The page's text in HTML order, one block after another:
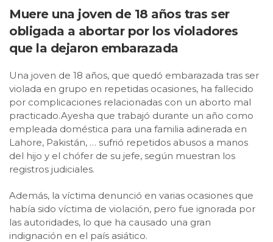
Muere una joven de 18 años tras ser
obligada a abortar por los violadores
que la dejaron embarazada
Una joven de 18 años, que quedó embarazada tras ser
violada en grupo en repetidas ocasiones, ha fallecido
por complicaciones relacionadas con un aborto mal
practicado.Ayesha que trabajó durante un año como
empleada doméstica para una familia adinerada en
Lahore, Pakistán, … sufrió repetidos abusos a manos
del hijo y el chófer de su jefe, según muestran los
registros judiciales.
Además, la víctima denunció en varias ocasiones que
había sido víctima de violación, pero fue ignorada por
las autoridades, lo que ha causado una gran
indignación en el país asiático.